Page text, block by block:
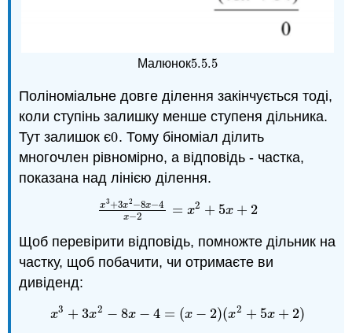
Малюнок5.5.5
5.5.5
Поліноміальне довге ділення закінчується тоді,
коли ступінь залишку менше ступеня дільника.
Тут залишок є0
0. Тому біноміал ділить
многочлен рівномірно, а відповідь - частка,
показана над лінією ділення.
x3+3x2 −8x−4
x−2 = x2 + 5x + 2
x3+3x2−8x −4 x− 2= x2+5 x+
Щоб перевірити відповідь, помножте дільник на
частку, щоб побачити, чи отримаєте ви
дивіденд:
x3 + 3x2 − 8x − 4 = (x − 2)(x2 + 5x + 2)
x3 +3 x2− 8x −4 =( x−2) (x2+ 5x+2)